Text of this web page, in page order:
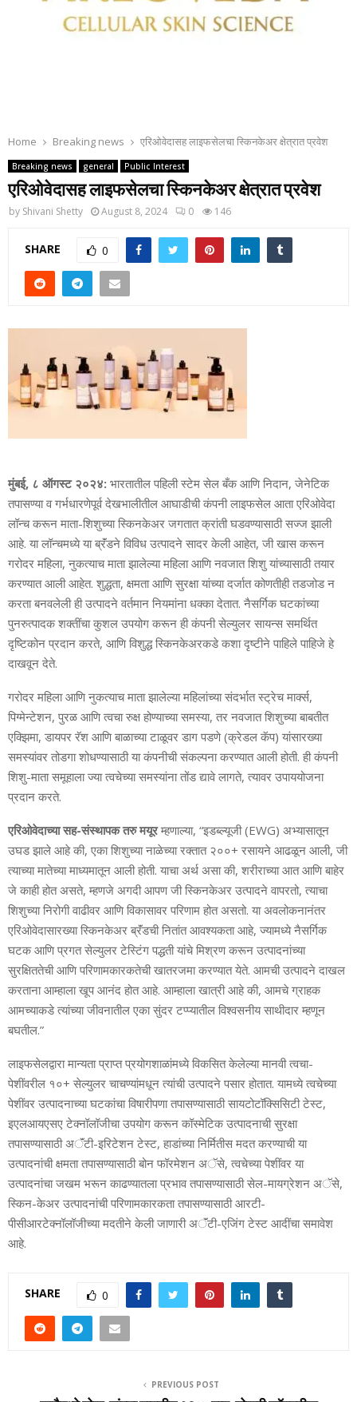
Home Breaking news एरिओवेदासह लाइफसेलचा स्किनकेअर क्षेत्रात प्रवेश
Breaking news general Public Interest
एरिओवेदासह लाइफसेलचा स्किनकेअर क्षेत्रात प्रवेश
by Shivani Shetty August 8, 2024 0 146
SHARE 0
मुंबई, ८ ऑगस्ट २०२४: भारतातील पहिली स्टेम सेल बँक आणि निदान, जेनेटिक
तपासण्या व गर्भधारणेपूर्व देखभालीतील आघाडीची कंपनी लाइफसेल आता एरिओवेदा
लॉन्च करून माता-शिशुच्या स्किनकेअर जगतात क्रांती घडवण्यासाठी सज्ज झाली
आहे. या लॉन्चमध्ये या ब्रॅंडने विविध उत्पादने सादर केली आहेत, जी खास करून
गरोदर महिला, नुकत्याच माता झालेल्या महिला आणि नवजात शिशु यांच्यासाठी तयार
करण्यात आली आहेत. शुद्धता, क्षमता आणि सुरक्षा यांच्या दर्जात कोणतीही तडजोड न
करता बनवलेली ही उत्पादने वर्तमान नियमांना धक्का देतात. नैसर्गिक घटकांच्या
पुनरुत्पादक शक्तींचा कुशल उपयोग करून ही कंपनी सेल्युलर सायन्स समर्थित
दृष्टिकोन प्रदान करते, आणि विशुद्ध स्किनकेअरकडे कशा दृष्टीने पाहिले पाहिजे हे
दाखवून देते.
गरोदर महिला आणि नुकत्याच माता झालेल्या महिलांच्या संदर्भात स्ट्रेच मार्क्स,
पिग्मेन्टेशन, पुरळ आणि त्वचा रुक्ष होण्याच्या समस्या, तर नवजात शिशुच्या बाबतीत
एक्झिमा, डायपर रॅश आणि बाळाच्या टाळूवर डाग पडणे (क्रेडल कॅप) यांसारख्या
समस्यांवर तोडगा शोधण्यासाठी या कंपनीची संकल्पना करण्यात आली होती. ही कंपनी
शिशु-माता समूहाला ज्या त्वचेच्या समस्यांना तोंड द्यावे लागते, त्यावर उपाययोजना
प्रदान करते.
एरिओवेदाच्या सह-संस्थापक तरु मयूरम्हणाल्या, “इडब्ल्यूजी (EWG) अभ्यासातून
उघड झाले आहे की, एका शिशुच्या नाळेच्या रक्तात २००+ रसायने आढळून आली, जी
त्याच्या मातेच्या माध्यमातून आली होती. याचा अर्थ असा की, शरीराच्या आत आणि बाहेर
जे काही होत असते, म्हणजे अगदी आपण जी स्किनकेअर उत्पादने वापरतो, त्याचा
शिशुच्या निरोगी वाढीवर आणि विकासावर परिणाम होत असतो. या अवलोकनानंतर
एरिओवेदासारख्या स्किनकेअर ब्रॅंडची नितांत आवश्यकता आहे, ज्यामध्ये नैसर्गिक
घटक आणि प्रगत सेल्युलर टेस्टिंग पद्धती यांचे मिश्रण करून उत्पादनांच्या
सुरक्षिततेची आणि परिणामकारकतेची खातरजमा करण्यात येते. आमची उत्पादने दाखल
करताना आम्हाला खूप आनंद होत आहे. आम्हाला खात्री आहे की, आमचे ग्राहक
आमच्याकडे त्यांच्या जीवनातील एका सुंदर टप्प्यातील विश्वसनीय साथीदार म्हणून
बघतील.”
लाइफसेलद्वारा मान्यता प्राप्त प्रयोगशाळांमध्ये विकसित केलेल्या मानवी त्वचा-
पेशींवरील १०+ सेल्युलर चाचण्यांमधून त्यांची उत्पादने पसार होतात. यामध्ये त्वचेच्या
पेशींवर उत्पादनाच्या घटकांचा विषारीपणा तपासण्यासाठी सायटोटॉक्सिसिटी टेस्ट,
इएलआयएसए टेक्नॉलॉजीचा उपयोग करून कॉस्मेटिक उत्पादनाची सुरक्षा
तपासण्यासाठी अॅंटी-इरिटेशन टेस्ट, हाडांच्या निर्मितीस मदत करण्याची या
उत्पादनांची क्षमता तपासण्यासाठी बोन फॉरमेशन अॅसे, त्वचेच्या पेशींवर या
उत्पादनांचा जखम भरून काढण्यातला प्रभाव तपासण्यासाठी सेल-मायग्रेशन अॅसे,
स्किन-केअर उत्पादनांची परिणामकारकता तपासण्यासाठी आरटी-
पीसीआरटेक्नॉलॉजीच्या मदतीने केली जाणारी अॅंटी-एजिंग टेस्ट आदींचा समावेश
आहे.
SHARE 0
PREVIOUS POST